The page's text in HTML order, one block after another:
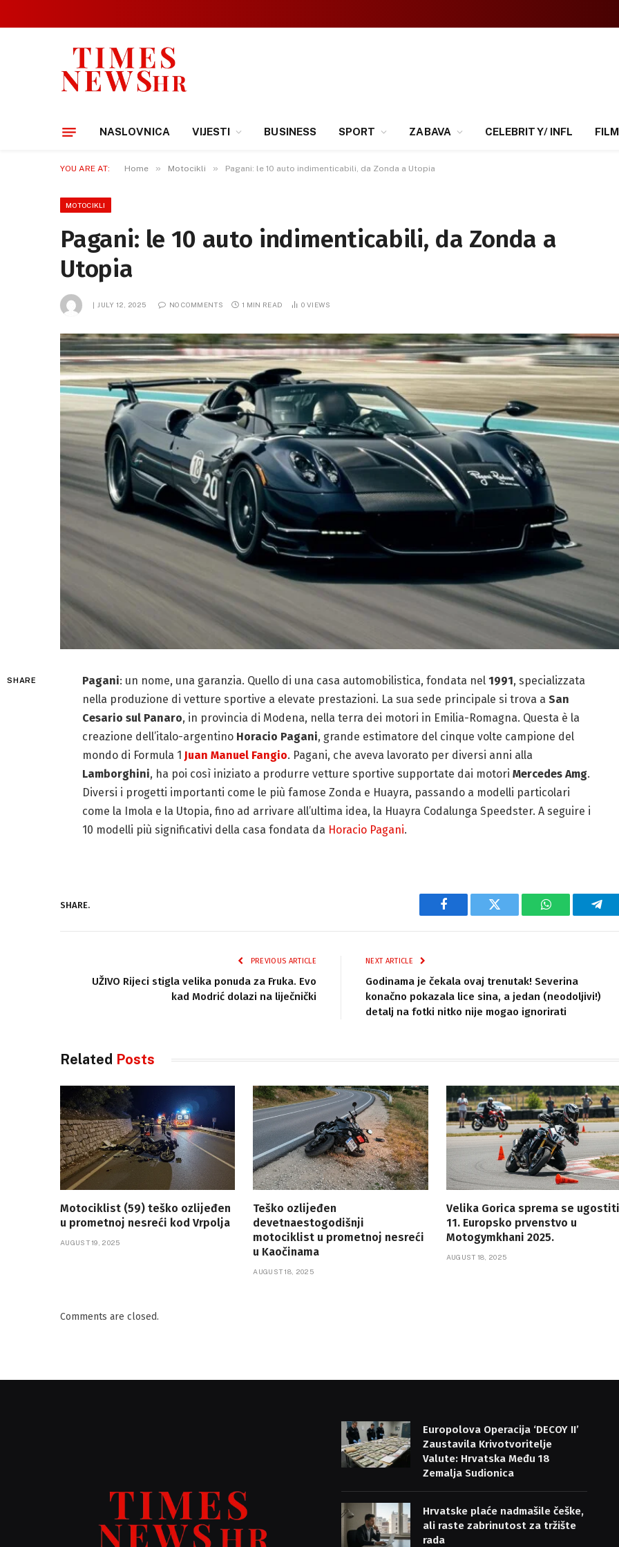
NASLOVNICA VIJESTI BUSINESS SPORT ZABAVA CELEBRITY/ INFL
YOU ARE AT: Home » Motocikli » Pagani: le 10 auto indimenticabili, da Zonda a Utopia
MOTOCIKLI
Pagani: le 10 auto indimenticabili, da Zonda a
Utopia
JULY 12, 2025 NO COMMENTS 1 MIN READ 0VIEWS
SHARE Pagani: un nome, una garanzia. Quello di una casa automobilistica, fondata nel 1991, specializzata
nella produzione di vetture sportive a elevate prestazioni. La sua sede principale si trova a San
Cesario sul Panaro, in provincia di Modena, nella terra dei motori in Emilia-Romagna. Questa è la
creazione dell’italo-argentino Horacio Pagani, grande estimatore del cinque volte campione del
mondo di Formula 1 Juan Manuel Fangio. Pagani, che aveva lavorato per diversi anni alla
Lamborghini, ha poi così iniziato a produrre vetture sportive supportate dai motori Mercedes Amg.
Diversi i progetti importanti come le più famose Zonda e Huayra, passando a modelli particolari
come la Imola e la Utopia, fino ad arrivare all’ultima idea, la Huayra Codalunga Speedster. A seguire i
10 modelli più significativi della casa fondata da Horacio Pagani.
SHARE.
Facebook Twitter WhatsApp
PREVIOUS ARTICLE
UŽIVO Rijeci stigla velika ponuda za Fruka. Evo
kad Modrić dolazi na liječnički
NEXT ARTICLE
Godinama je čekala ovaj trenutak! Severina
konačno pokazala lice sina, a jedan (neodoljivi!)
detalj na fotki nitko nije mogao ignorirati
Related Posts
Motociklist (59) teško ozlijeđen
u prometnoj nesreći kod Vrpolja
AUGUST 19, 2025
Teško ozlijeđen
devetnaestogodišnji
motociklist u prometnoj nesreći
u Kaočinama
AUGUST 18, 2025
Velika Gorica sprema se ugostiti
11. Europsko prvenstvo u
Motogymkhani 2025.
AUGUST 18, 2025
Comments are closed.
Europolova Operacija ‘DECOY II’
Zaustavila Krivotvoritelje
Valute: Hrvatska Među 18
Zemalja Sudionica
Hrvatske plaće nadmašile češke,
ali raste zabrinutost za tržište
rada